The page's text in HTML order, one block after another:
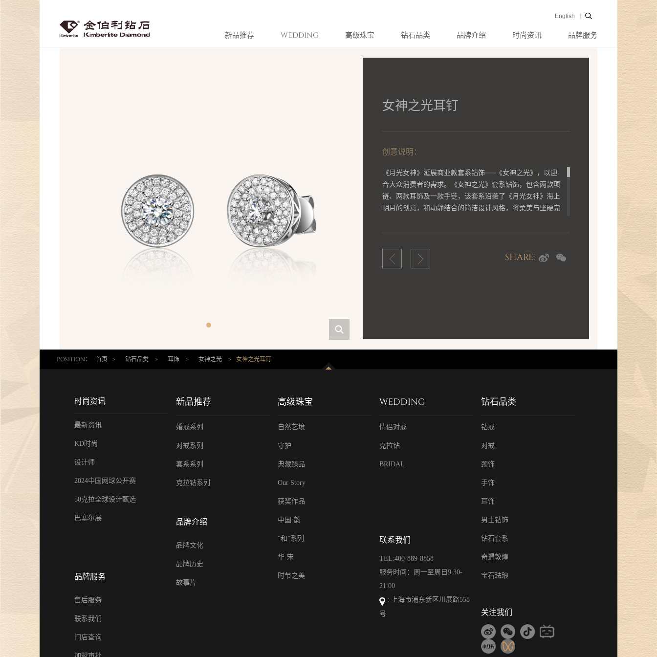
English
新品推荐 WEDDING 高级珠宝 钻石品类 品牌介绍 时尚资讯 品牌服务
女神之光耳钉
创意说明：
《月光女神》延展商业款套系钻饰——《女神之光》，以迎
合大众消费者的需求。《女神之光》套系钻饰，包含两款项
链、两款耳饰及一款手链，该套系沿袭了《月光女神》海上
明月的创意，和动静结合的简洁设计风格，将柔美与坚硬完
SHARE:
POSITION： 首页 > 钻石品类 > 耳饰 > 女神之光 > 女神之光耳钉
时尚资讯
最新资讯
KD时尚
设计师
2024中国网球公开赛
50克拉全球设计甄选
巴塞尔展
品牌服务
售后服务
联系我们
门店查询
新品推荐
婚戒系列
对戒系列
套系系列
克拉钻系列
品牌介绍
品牌文化
品牌历史
故事片
高级珠宝
自然艺境
守护
典藏臻品
Our Story
获奖作品
中国·韵
“和”系列
华·宋
时节之美
WEDDING
情侣对戒
克拉钻
BRIDAL
联系我们
TEL:400-889-8858
服务时间：周一至周日9:30-
21:00
: 上海市浦东新区川展路558
号
钻石品类
钻戒
对戒
颈饰
手饰
耳饰
男士钻饰
钻石套系
奇遇敦煌
宝石珐琅
关注我们